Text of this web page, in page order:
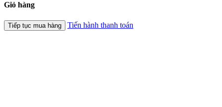
Giỏ hàng
Tiếp tục mua hàng Tiến hành thanh toán